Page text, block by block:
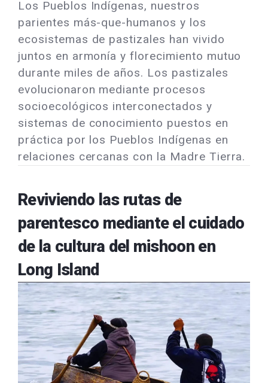
Los Pueblos Indígenas, nuestros
parientes más-que-humanos y los
ecosistemas de pastizales han vivido
juntos en armonía y florecimiento mutuo
durante miles de años. Los pastizales
evolucionaron mediante procesos
socioecológicos interconectados y
sistemas de conocimiento puestos en
práctica por los Pueblos Indígenas en
relaciones cercanas con la Madre Tierra.
Reviviendo las rutas de
parentesco mediante el cuidado
de la cultura del mishoon en
Long Island